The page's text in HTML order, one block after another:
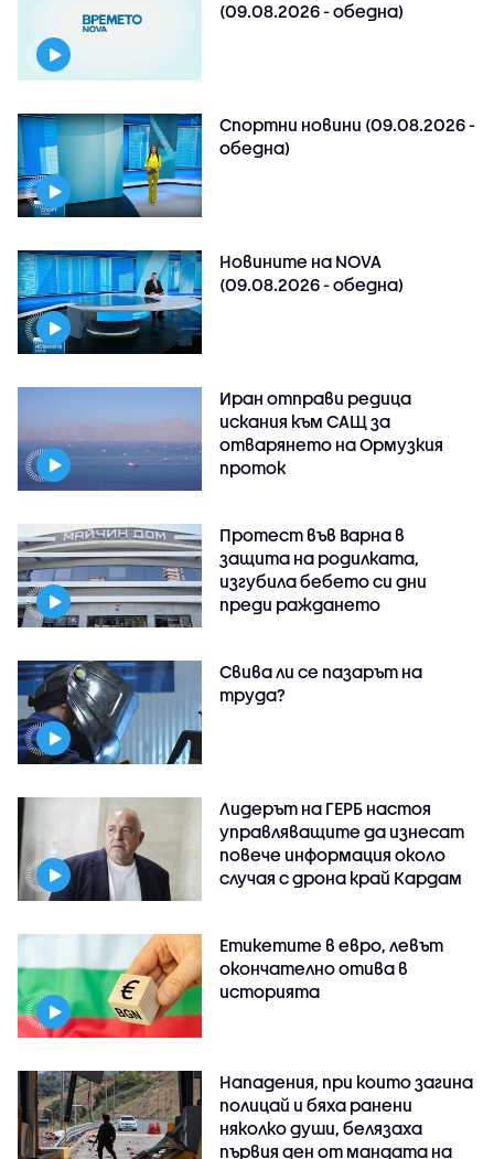
(09.08.2026 - обедна)
Спортни новини (09.08.2026 -
обедна)
Новините на NOVA
(09.08.2026 - обедна)
Иран отправи редица
искания към САЩ за
отварянето на Ормузкия
проток
Протест във Варна в
защита на родилката,
изгубила бебето си дни
преди раждането
Свива ли се пазарът на
труда?
Лидерът на ГЕРБ настоя
управляващите да изнесат
повече информация около
случая с дрона край Кардам
Етикетите в евро, левът
окончателно отива в
историята
Нападения, при които загина
полицай и бяха ранени
няколко души, белязаха
първия ден от мандата на